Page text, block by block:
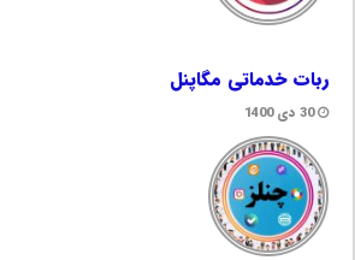
ربات خدماتی مگاپنل
30 دی 1400